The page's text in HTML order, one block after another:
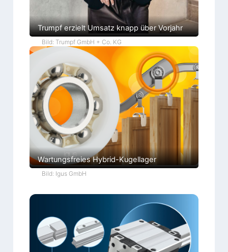
Trumpf erzielt Umsatz knapp über Vorjahr
Bild: Trumpf GmbH + Co. KG
Wartungsfreies Hybrid-Kugellager
Bild: Igus GmbH